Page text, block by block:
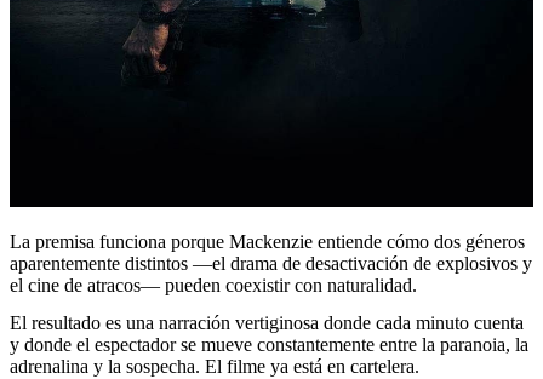
La premisa funciona porque Mackenzie entiende cómo dos géneros
aparentemente distintos —el drama de desactivación de explosivos y
el cine de atracos— pueden coexistir con naturalidad.
El resultado es una narración vertiginosa donde cada minuto cuenta
y donde el espectador se mueve constantemente entre la paranoia, la
adrenalina y la sospecha. El filme ya está en cartelera.